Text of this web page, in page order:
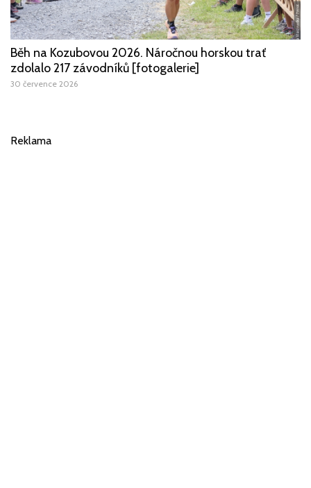
Běh na Kozubovou 2026. Náročnou horskou trať
zdolalo 217 závodníků [fotogalerie]
30 července 2026
Reklama